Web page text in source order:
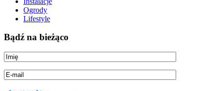
Ogrody
Lifestyle
Bądź na bieżąco